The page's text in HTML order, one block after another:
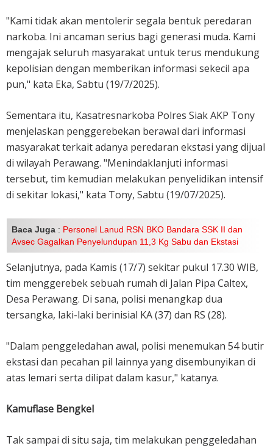
"Kami tidak akan mentolerir segala bentuk peredaran
narkoba. Ini ancaman serius bagi generasi muda. Kami
mengajak seluruh masyarakat untuk terus mendukung
kepolisian dengan memberikan informasi sekecil apa
pun," kata Eka, Sabtu (19/7/2025).
Sementara itu, Kasatresnarkoba Polres Siak AKP Tony
menjelaskan penggerebekan berawal dari informasi
masyarakat terkait adanya peredaran ekstasi yang dijual
di wilayah Perawang. "Menindaklanjuti informasi
tersebut, tim kemudian melakukan penyelidikan intensif
di sekitar lokasi," kata Tony, Sabtu (19/07/2025).
Baca Juga : Personel Lanud RSN BKO Bandara SSK II dan
Avsec Gagalkan Penyelundupan 11,3 Kg Sabu dan Ekstasi
Selanjutnya, pada Kamis (17/7) sekitar pukul 17.30 WIB,
tim menggerebek sebuah rumah di Jalan Pipa Caltex,
Desa Perawang. Di sana, polisi menangkap dua
tersangka, laki-laki berinisial KA (37) dan RS (28).
"Dalam penggeledahan awal, polisi menemukan 54 butir
ekstasi dan pecahan pil lainnya yang disembunyikan di
atas lemari serta dilipat dalam kasur," katanya.
Kamuflase Bengkel
Tak sampai di situ saja, tim melakukan penggeledahan